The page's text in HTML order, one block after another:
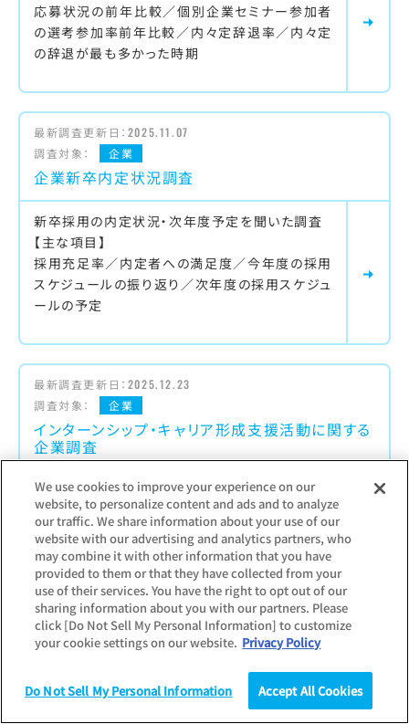
統計（データ） コラム
応募状況の前年比較／個別企業セミナー参加者
の選考参加率前年比較／内々定辞退率／内々定
の辞退が最も多かった時期
最新調査更新日： 2025.11.07
調査対象：
企業
企業新卒内定状況調査
新卒採用の内定状況・次年度予定を聞いた調査
【主な項目】
採用充足率／内定者への満足度／今年度の採用
スケジュールの振り返り／次年度の採用スケジュ
ールの予定
最新調査更新日： 2025.12.23
調査対象：
企業
インターンシップ・キャリア形成支援活動に関する
企業調査
インターンシップをはじめとする学生へのキャリ
ア形成支援活動に対する企業の取り組み状況を
調査
【主な項目】
インターンシップその他の実施状況／大学1・2年
生（低学年）向けキャリア形成支援活動の実施状
況／小学校・中学校・高校でのキャリア教育の実
施状況
We use cookies to improve your experience on our
website, to personalize content and ads and to analyze
our traffic. We share information about your use of our
website with our advertising and analytics partners, who
may combine it with other information that you have
provided to them or that they have collected from your
use of their services. You have the right to opt out of our
sharing information about you with our partners. Please
click [Do Not Sell My Personal Information] to customize
your cookie settings on our website. Privacy Policy
Do Not Sell My Personal Information Accept All Cookies